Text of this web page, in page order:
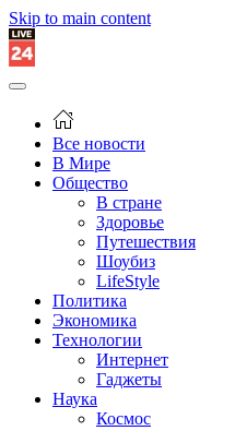
Skip to main content
Все новости
В Мире
Общество
В стране
Здоровье
Путешествия
Шоубиз
LifeStyle
Политика
Экономика
Технологии
Интернет
Гаджеты
Наука
Космос